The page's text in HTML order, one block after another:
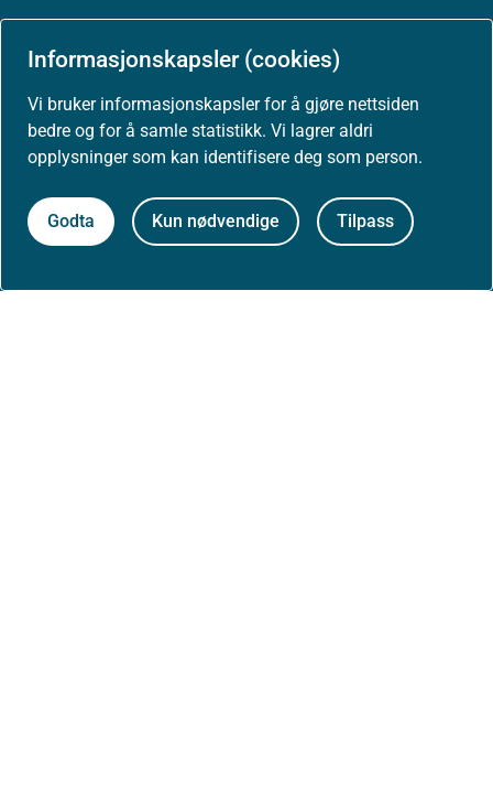
Informasjonskapsler (cookies)
Vi bruker informasjonskapsler for å gjøre nettsiden
bedre og for å samle statistikk. Vi lagrer aldri
opplysninger som kan identifisere deg som person.
Godta Kun nødvendige Tilpass
Høringer
Presse
Om nettstedet